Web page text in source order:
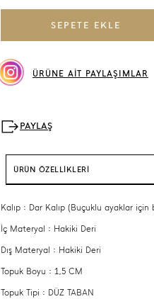
ÜRÜNE AİT PAYLAŞIMLAR
ÜRÜN ÖZELLİKLERİ
Kalıp : Dar Kalıp (Buçuklu ayaklar
İç Materyal : Hakiki Deri
Dış Materyal : Hakiki Deri
Topuk Boyu : 1,5 CM
Topuk Tipi : DÜZ TABAN